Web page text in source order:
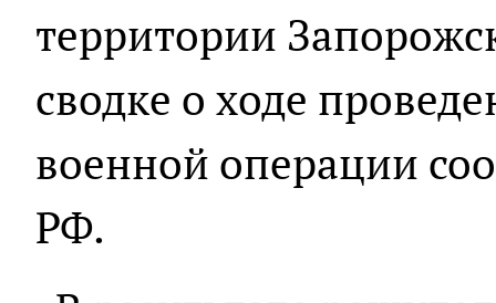
территории
сводке о ходе
военной операции
РФ.